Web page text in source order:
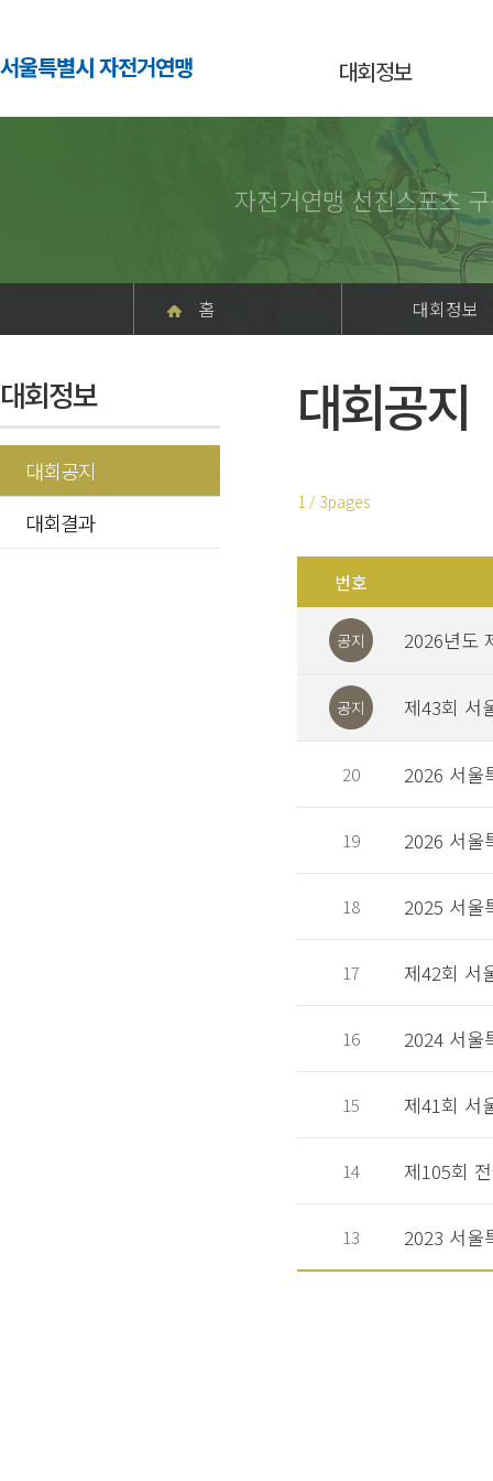
서울특별시 자전거연맹 대회정보
자전거연맹 선진스포츠
홈 대회정보
대회정보
대회공지
대회결과
대회공지
1 / 3pages
번호
공지 2026년도
공지 제43회 서
20 2026 서울
19 2026 서울
18 2025 서울
17 제42회 서
16 2024 서울
15 제41회 서
14 제105회
13 2023 서울